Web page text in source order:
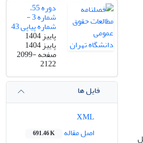
دوره 55،
شماره 3 -
شماره پیاپی 43
پاییز 1404
پاییز 1404
صفحه2099-
2122
فایل ها
اصل مقاله
691.46 K